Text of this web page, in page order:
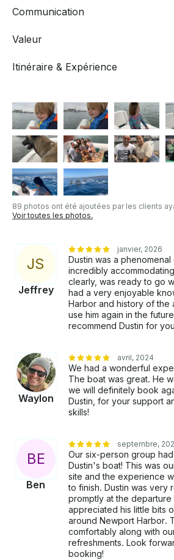
Communication
Valeur
Itinéraire & Expérience
89 photos ont été ajoutées par les clients
Voir toutes les photos.
JS
Jeffrey
janvier, 2026
Dustin was a phenomenal
incredibly
clearly, was ready to go
had a very enjoyable
Harbor and history of the
use him again in the
recommend Dustin for
Waylon
avril, 2024
We had a wonderful
The boat was great. He
we will definitely book
Dustin, for your support
skills!
BE
Ben
septembre,
Our six-person group
Dustin's boat! This was
site and the experience
to finish. Dustin was very
promptly at the departure
appreciated his little bits
around Newport Harbor.
comfortably along with
refreshments. Look
booking!